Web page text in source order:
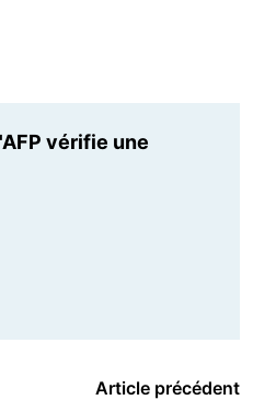
vérifie une
Article précédent